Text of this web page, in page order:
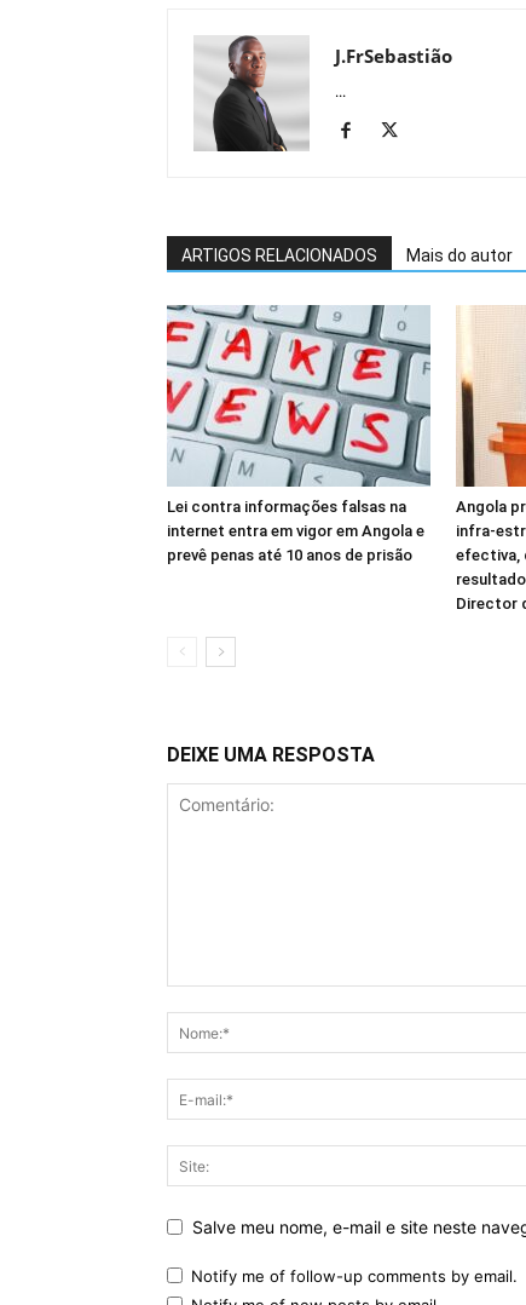
J.FrSebastião
...
ARTIGOS RELACIONADOS Mais do autor
Lei contra informações falsas na
internet entra em vigor em Angola e
prevê penas até 10 anos de prisão
Angola
infra-
efectiva,
Director
DEIXE UMA RESPOSTA
Salve meu nome, e-mail e site neste
Notify me of follow-up comments by email.